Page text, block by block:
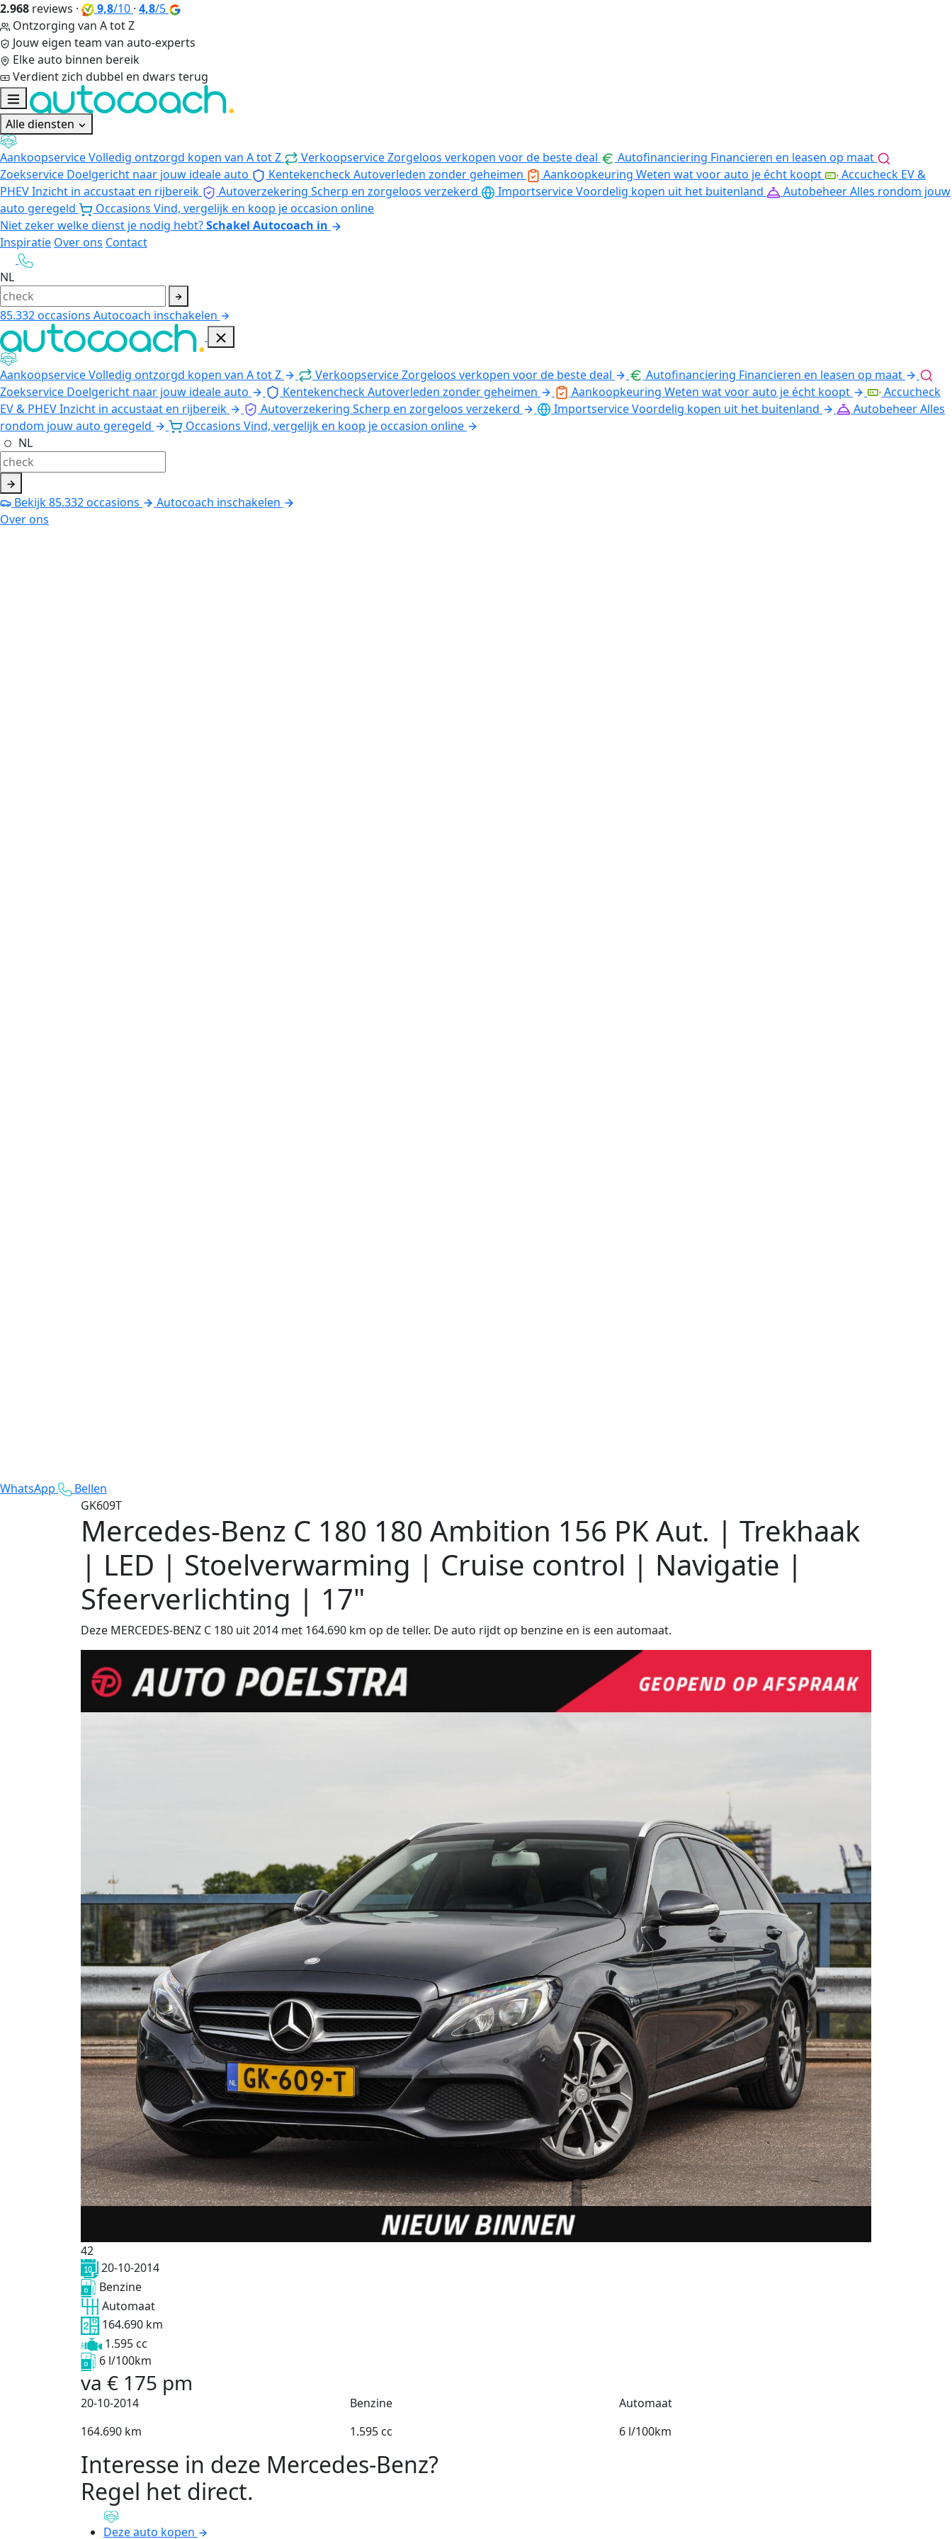
2.968 reviews · 9,8/10 · 4,8/5
Ontzorging van A tot Z
Jouw eigen team van auto-experts
Elke auto binnen bereik
Verdient zich dubbel en dwars terug
Alle diensten
AankoopserviceVolledig ontzorgd kopen van A tot Z VerkoopserviceZorgeloos verkopen voor de beste deal Autofinanciering Financieren en leasen op maat
Zoekservice Doelgericht naar jouw ideale auto KentekencheckAutoverleden zonder geheimen Aankoopkeuring Weten wat voor auto je écht koopt
Accucheck EV &
PHEVInzicht in accustaat en rijbereik Autoverzekering Scherp en zorgeloos verzekerd ImportserviceVoordelig kopen uit het buitenland AutobeheerAlles rondom jouw
auto geregeld
Occasions Vind, vergelijk en koop je occasion online
Niet zeker welke dienst je nodig hebt?Schakel Autocoach in
Inspiratie Over ons Contact
NL
85.332occasions Autocoach inschakelen
AankoopserviceVolledig ontzorgd kopen van A tot Z VerkoopserviceZorgeloos verkopen voor de beste deal Autofinanciering Financieren en leasen op maat
Zoekservice Doelgericht naar jouw ideale auto KentekencheckAutoverleden zonder geheimen Aankoopkeuring Weten wat voor auto je écht koopt
Accucheck
EV & PHEVInzicht in accustaat en rijbereik Autoverzekering Scherp en zorgeloos verzekerd ImportserviceVoordelig kopen uit het buitenland AutobeheerAlles
rondom jouw auto geregeld
Occasions Vind, vergelijk en koop je occasion online
NL
Bekijk85.332occasions
Autocoach inschakelen
Over ons
WhatsApp
Bellen
GK609T
Mercedes-Benz C 180 180 Ambition 156 PK Aut. | Trekhaak
| LED | Stoelverwarming | Cruise control | Navigatie |
Sfeerverlichting | 17"
Deze MERCEDES-BENZ C 180 uit 2014 met 164.690 km op de teller. De auto rijdt op benzine en is een automaat.
42
20-10-2014
Benzine
Automaat
164.690 km
1.595 cc
6 l/100km
va € 175 pm
20-10-2014 Benzine
Automaat
164.690 km
1.595 cc 6 l/100km
Interesse in deze Mercedes-Benz?
Regel het direct.
Deze auto kopen